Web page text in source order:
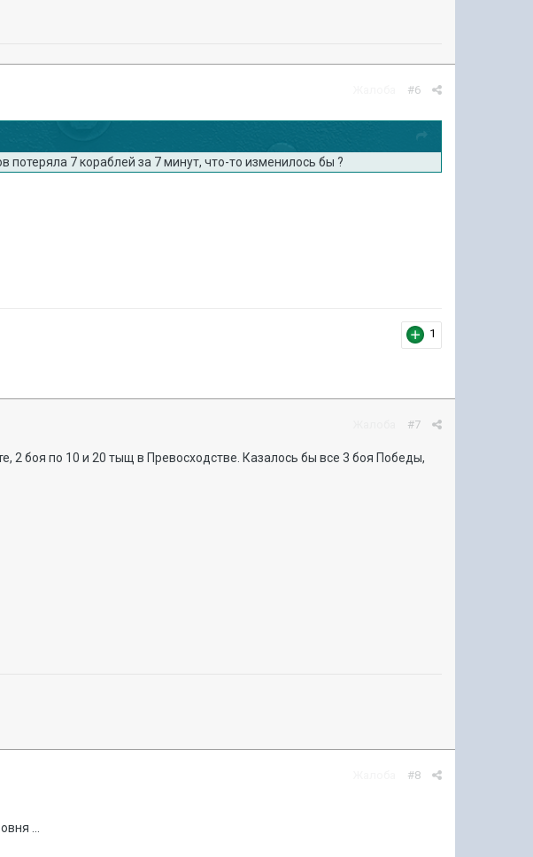
#6
7 кораблей за 7 минут, что-то изменилось бы ?
1
#7
2 боя по 10 и 20 тыщ в Превосходстве. Казалось бы все 3 боя Победы,
#8
...